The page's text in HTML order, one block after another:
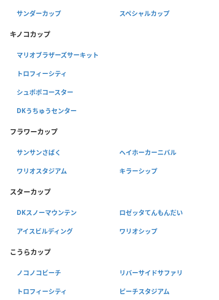
サンダーカップ スペシャルカップ
キノコカップ
マリオブラザーズサーキット
トロフィーシティ
シュポポコースター
DKうちゅうセンター
フラワーカップ
サンサンさばく ヘイホーカーニバル
ワリオスタジアム キラーシップ
スターカップ
DKスノーマウンテン ロゼッタてんもんだい
アイスビルディング ワリオシップ
こうらカップ
ノコノコビーチ リバーサイドサファリ
トロフィーシティ ピーチスタジアム